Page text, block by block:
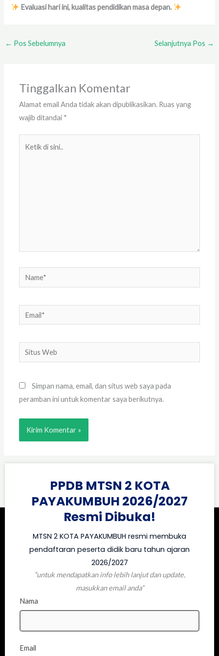
Evaluasi hari ini, kualitas pendidikan masa depan.
← Pos Sebelumnya Selanjutnya Pos →
Tinggalkan Komentar
Alamat email Anda tidak akan dipublikasikan. Ruas yang
wajib ditandai *
Name*
Email*
Situs
Web
Simpan nama, email, dan situs web saya pada
peramban ini untuk komentar saya berikutnya.
PPDB MTSN 2 KOTA
PAYAKUMBUH 2026/2027
Resmi Dibuka!
MTSN 2 KOTA PAYAKUMBUH resmi membuka
pendaftaran peserta didik baru tahun ajaran
2026/2027
“untuk mendapatkan info lebih lanjut dan update,
masukkan email anda”
Nama
Email